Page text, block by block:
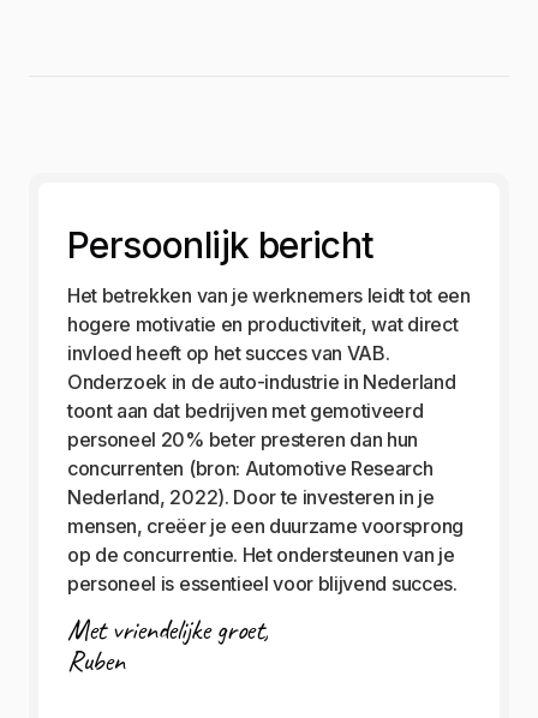
Persoonlijk bericht
Het betrekken van je werknemers leidt tot een
hogere motivatie en productiviteit, wat direct
invloed heeft op het succes van VAB.
Onderzoek in de auto-industrie in Nederland
toont aan dat bedrijven met gemotiveerd
personeel 20% beter presteren dan hun
concurrenten (bron: Automotive Research
Nederland, 2022). Door te investeren in je
mensen, creëer je een duurzame voorsprong
op de concurrentie. Het ondersteunen van je
personeel is essentieel voor blijvend succes.
Met vriendelijke groet,
Ruben